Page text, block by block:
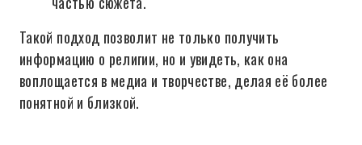
Такой подход позволит не только получить
информацию о религии, но и увидеть, как она
воплощается в медиа и творчестве, делая её более
понятной и близкой.